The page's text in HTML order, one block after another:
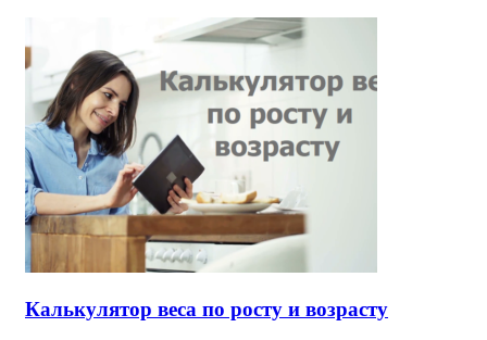
Калькулятор веса по росту и возрасту